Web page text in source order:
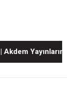
Yayınlarına Ait